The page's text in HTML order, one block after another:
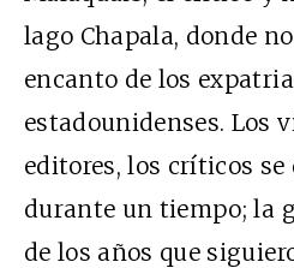
lago Chapala, donde
encanto de los
estadounidenses. Los
editores, los críticos se
durante un tiempo; la
de los años que